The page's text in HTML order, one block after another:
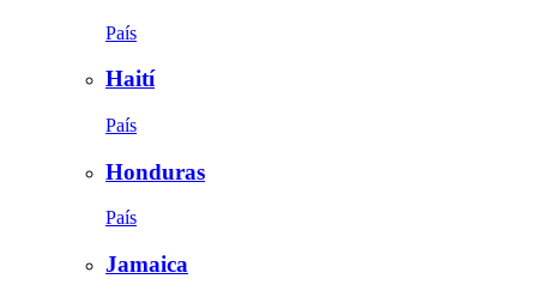
País
Haití
País
Honduras
País
Jamaica